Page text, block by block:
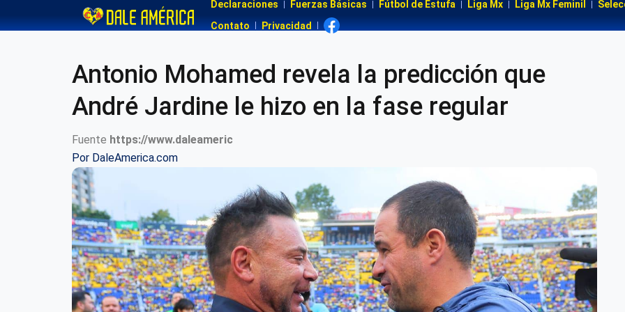
Declaraciones Fuerzas Básicas Fútbol de Estufa Liga Mx Liga Mx Feminil
Contato
Privacidad
Antonio Mohamed revela la predicción que
André Jardine le hizo en la fase regular
Fuente https://www.daleameric
Por DaleAmerica.com